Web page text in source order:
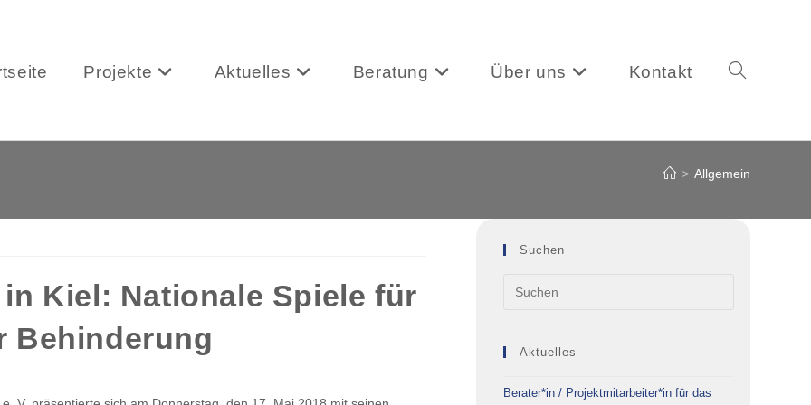
Projekte Aktuelles Beratung Über uns Kontakt Website-
> Allgemein
Kiel: Nationale Spiele für
Behinderung
Suchen
Aktuelles
Berater*in / Projektmitarbeiter*in für das